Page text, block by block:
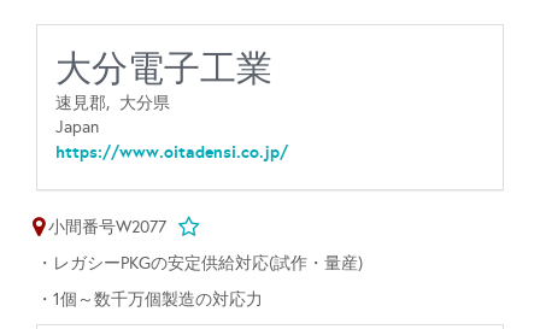
大分電子工業
速見郡, 大分県
Japan
https://www.oitadensi.co.jp/
小間番号W2077
・レガシーPKGの安定供給対応(試作・量産)
・1個～数千万個製造の対応力